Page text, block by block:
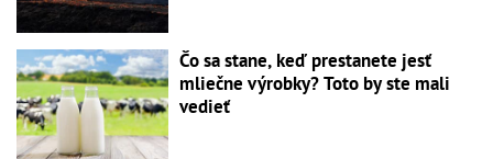
Čo sa stane, keď prestanete jesť
mliečne výrobky? Toto by ste mali
vedieť